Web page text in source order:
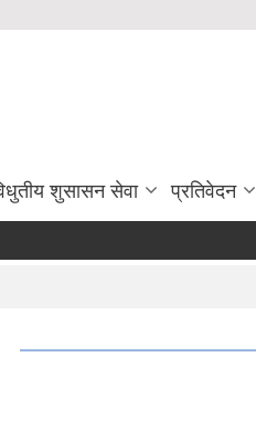
शुसासन सेवा प्रतिवेदन